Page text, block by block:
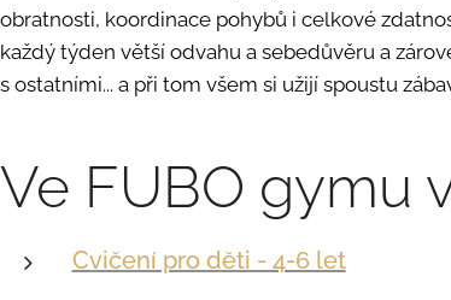
obratnosti, koordinace pohybů i celkové
každý týden větší odvahu a sebedůvěru a
s ostatními... a při tom všem si užijí spoustu
Ve FUBO gymu
Cvičení pro děti - 4-6 let